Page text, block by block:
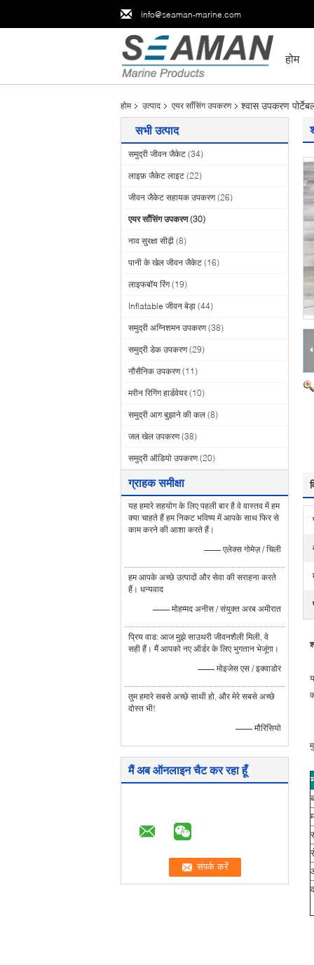
info@seaman-marine.com
होम
होम उत्पाद एयर साँसिंग उपकरण श्वास उपकरण
सभी उत्पाद
समुद्री जीवन जैकेट (34)
लाइफ़ जैकेट लाइट (22)
जीवन जैकेट सहायक उपकरण (26)
एयर साँसिंग उपकरण (30)
नाव सुरक्षा सीढ़ी (8)
पानी के खेल जीवन जैकेट (16)
लाइफबॉय रिंग (19)
Inflatable जीवन बेड़ा (44)
समुद्री अग्निशमन उपकरण (38)
समुद्री डेक उपकरण (29)
नौसैनिक उपकरण (11)
मरीन रिगिंग हार्डवेयर (10)
समुद्री आग बुझाने की कल (8)
जल खेल उपकरण (38)
समुद्री ऑडियो उपकरण (20)
ग्राहक समीक्षा
यह हमारे सहयोग के लिए पहली बार है वे वास्तव में हम
क्या चाहते हैं हम निकट भविष्य में आपके साथ फिर से
काम करने की आशा करते हैं।
—— एलेक्स गोमेज़ / चिली
हम आपके अच्छे उत्पादों और सेवा की सराहना करते
हैं। धन्यवाद
—— मोहम्मद अनीस / संयुक्त अरब अमीरात
प्रिय वाड: आज मुझे साउथरी जीवनशैली मिली, वे
सही हैं। मैं आपको नए ऑर्डर के लिए भुगतान भेजूंगा।
—— मोइजेस एस / इक्वाडोर
तुम हमारे सबसे अच्छे साथी हो, और मेरे सबसे अच्छे
दोस्त भी!
—— मौरिसियो
मैं अब ऑनलाइन चैट कर रहा हूँ